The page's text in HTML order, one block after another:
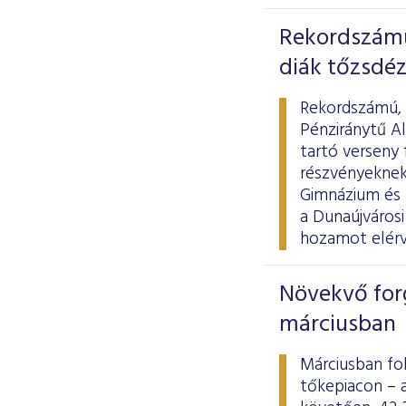
diák
Pénziránytű
tartó verseny
Gimnázium
a
hozamot
Növekvő
márciusban
Márciusban
tőkepiacon –